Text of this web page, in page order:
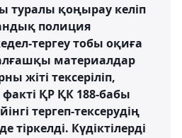
туралы қоңырау келіп
полиция
тергеу тобы оқиға
материалдар
жіті тексеріліп,
факті ҚР ҚК 188-бабы
тергеп-тексерудің
тіркелді. Күдіктілерді